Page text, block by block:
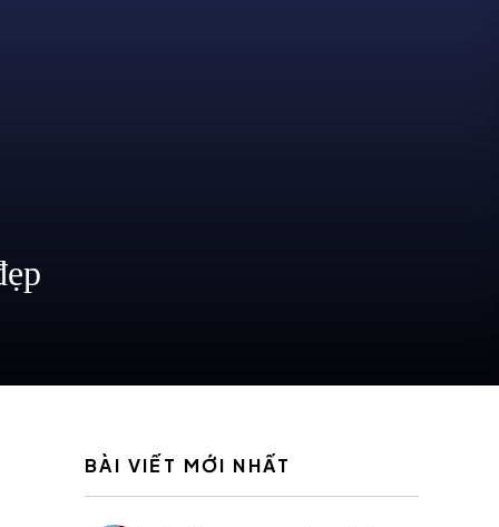
BÀI VIẾT MỚI NHẤT